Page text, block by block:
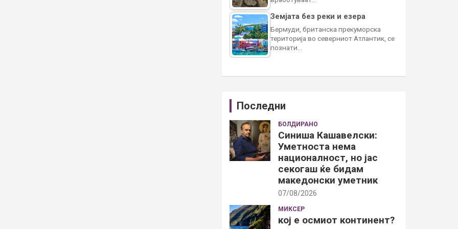
Земјата без реки и езера
Бермуди, британска прекуморска
територија во северниот Атлантик, се
познати…
Последни
БОЛДИРАНО
Синиша Кашавелски:
Уметноста нема
националност, но јас
секогаш ќе бидам
македонски уметник
07/08/2026
МИКСЕР
кој е осмиот континент?